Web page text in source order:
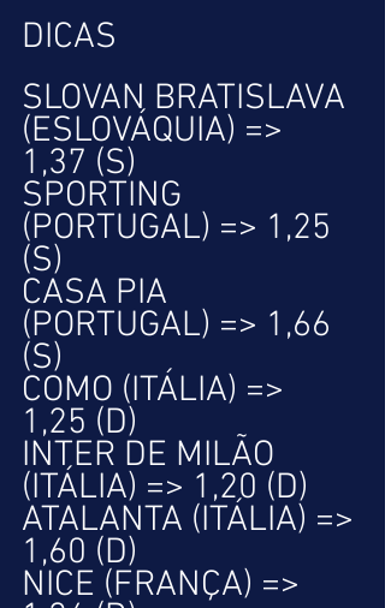
DICAS
SLOVAN BRATISLAVA
(ESLOVÁQUIA) =>
1,37 (S)
SPORTING
(PORTUGAL) => 1,25
(S)
CASA PIA
(PORTUGAL) => 1,66
(S)
COMO (ITÁLIA) =>
1,25 (D)
INTER DE MILÃO
(ITÁLIA) => 1,20 (D)
ATALANTA (ITÁLIA) =>
1,60 (D)
NICE (FRANÇA) =>